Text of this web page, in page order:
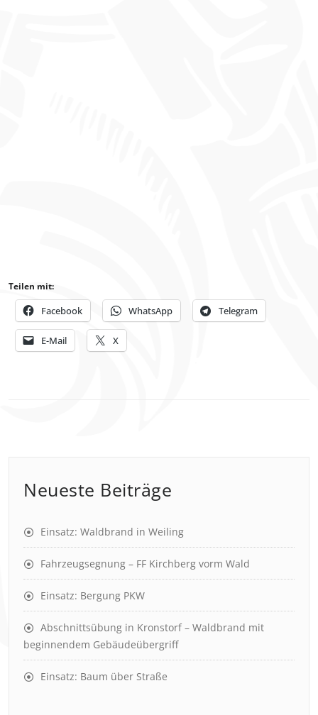
Teilen mit:
Facebook WhatsApp Telegram
E-Mail X
Neueste Beiträge
Einsatz: Waldbrand in Weiling
Fahrzeugsegnung – FF Kirchberg vorm Wald
Einsatz: Bergung PKW
Abschnittsübung in Kronstorf – Waldbrand mit
beginnendem Gebäudeübergriff
Einsatz: Baum über Straße